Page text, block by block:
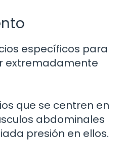
específicos para
extremadamente
que se centren en
abdominales
presión en ellos.